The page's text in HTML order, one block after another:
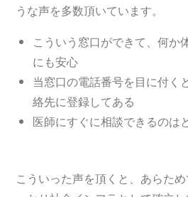
うな声を多数頂いています。
こういう窓口ができて、何か
にも安心
当窓口の電話番号を目に付く
絡先に登録してある
医師にすぐに相談できるのは
こういった声を頂くと、あらた